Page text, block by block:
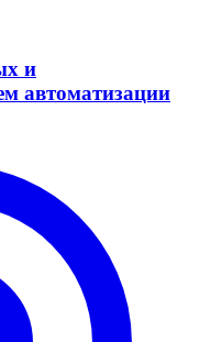
и
автоматизации